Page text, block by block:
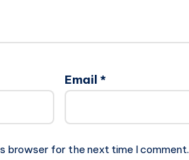
Email *
browser for the next time I comment.